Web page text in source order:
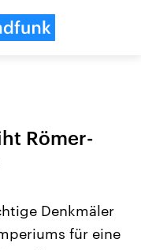
Römer-
Denkmäler
für eine